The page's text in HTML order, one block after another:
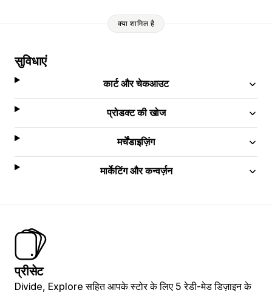
क्या शामिल है
सुविधाएं
कार्ट और चेकआउट
प्रोडक्ट की खोज
मर्चेंडाइज़िंग
मार्केटिंग और कन्वर्ज़न
प्रीसेट
Divide, Explore सहित आपके स्टोर के लिए 5 रेडी-मेड डिज़ाइन के